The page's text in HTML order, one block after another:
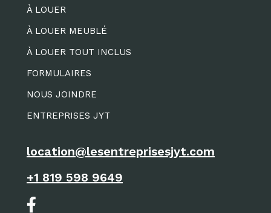
À LOUER
À LOUER MEUBLÉ
À LOUER TOUT INCLUS
FORMULAIRES
NOUS JOINDRE
ENTREPRISES JYT
location@lesentreprisesjyt.com
+1 819 598 9649